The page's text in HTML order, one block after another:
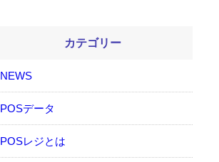
カテゴリー
NEWS
POSデータ
POSレジとは